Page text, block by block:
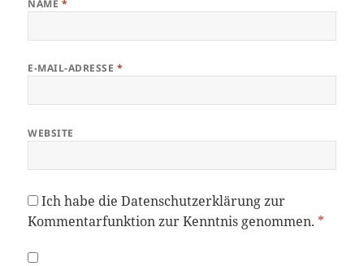
NAME *
E-MAIL-ADRESSE *
WEBSITE
Ich habe dieDatenschutzerklärungzur
Kommentarfunktion zur Kenntnis genommen. *